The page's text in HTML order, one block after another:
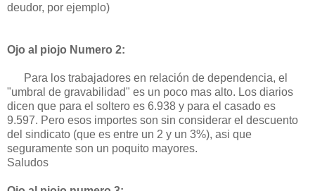
deudor, por ejemplo)
Ojo al piojo Numero 2:
Para los trabajadores en relación de dependencia, el
"umbral de gravabilidad" es un poco mas alto. Los diarios
dicen que para el soltero es 6.938 y para el casado es
9.597. Pero esos importes son sin considerar el descuento
del sindicato (que es entre un 2 y un 3%), asi que
seguramente son un poquito mayores.
Saludos